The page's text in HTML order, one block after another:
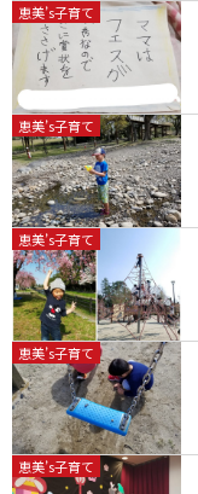
恵美’s子育て
恵美’s子育て
恵美’s子育て
恵美’s子育て
恵美’s子育て